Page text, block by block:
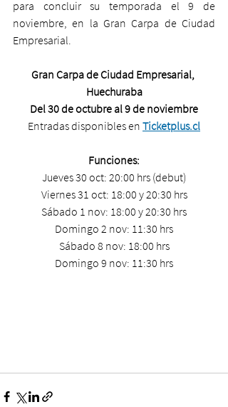
para concluir su temporada el 9 de
noviembre, en la Gran Carpa de Ciudad
Empresarial.
Gran Carpa de Ciudad Empresarial,
Huechuraba
Del 30 de octubre al 9 de noviembre
Entradas disponibles en Ticketplus.cl
Funciones:
Jueves 30 oct: 20:00 hrs (debut)
Viernes 31 oct: 18:00 y 20:30 hrs
Sábado 1 nov: 18:00 y 20:30 hrs
Domingo 2 nov: 11:30 hrs
Sábado 8 nov: 18:00 hrs
Domingo 9 nov: 11:30 hrs